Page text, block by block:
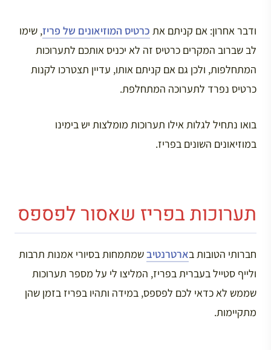
ודבר אחרון: אם קניתם את כרטיס המוזיאונים של פריז, שימו
לב שברוב המקרים כרטיס זה לא יכניס אותכם לתערוכות
המתחלפות, ולכן גם אם קניתם אותו, עדיין תצטרכו לקנות
כרטיס נפרד לתערוכה המתחלפת.
בואו נתחיל לגלות אילו תערוכות מומלצות יש בימינו
במוזיאונים השונים בפריז.
תערוכות בפריז שאסור לפספס
חברותי הטובות בארטרנטיבשמתמחות בסיורי אמנות תרבות
ולייף סטייל בעברית בפריז, המליצו לי על מספר תערוכות
שממש לא כדאי לכם לפספס, במידה ותהיו בפריז בזמן שהן
מתקיימות.